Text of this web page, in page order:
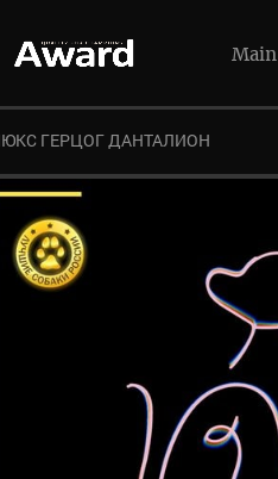
Main
ГЕРЦОГ ДАНТАЛИОН